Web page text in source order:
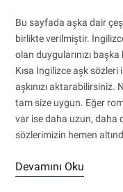
Bu sayfada aşka dair
birlikte verilmiştir.
olan duygularınızı
Kısa İngilizce aşk sözleri
aşkınızı aktarabilirsiniz.
tam size uygun. Eğer
var ise daha uzun, daha
sözlerimizin hemen
Devamını Oku